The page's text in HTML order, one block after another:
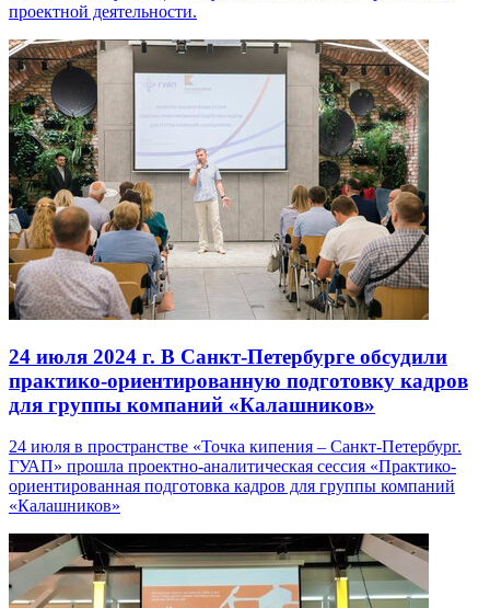
проектной деятельности.
24 июля 2024 г. В Санкт-Петербурге обсудили
практико-ориентированную подготовку кадров
для группы компаний «Калашников»
24 июля в пространстве «Точка кипения – Санкт-Петербург.
ГУАП» прошла проектно-аналитическая сессия «Практико-
ориентированная подготовка кадров для группы компаний
«Калашников»